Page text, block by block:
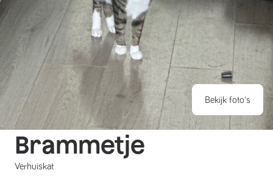
Bekijk foto's
Brammetje
Verhuiskat